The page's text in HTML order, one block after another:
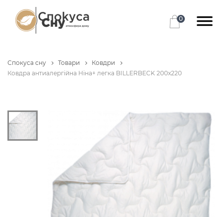
0
Спокуса сну Товари
Ковдри
Ковдра антиалергійна Ніна+ легка BILLERBECK 200х220